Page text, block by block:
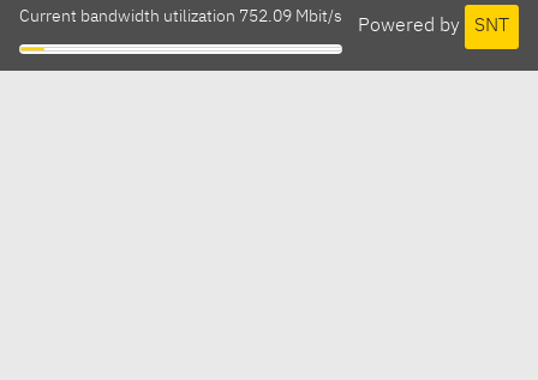
Powered by SNT
Current bandwidth utilization 752.09 Mbit/s